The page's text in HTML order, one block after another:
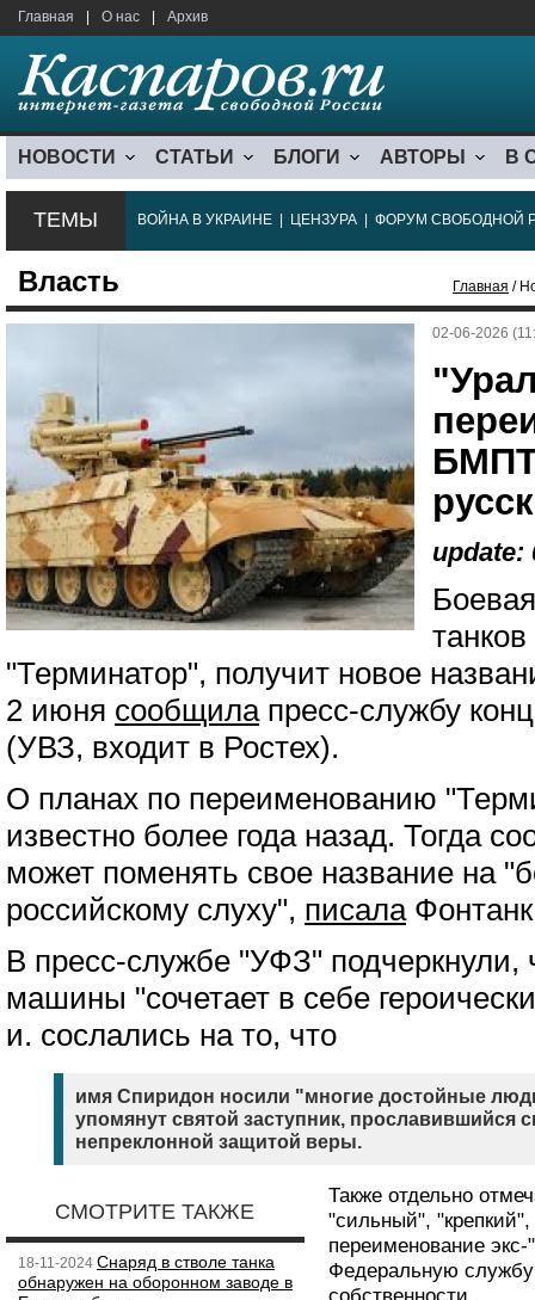
Главная О нас Архив
НОВОСТИ СТАТЬИ БЛОГИ АВТОРЫ В
ТЕМЫ ВОЙНА В УКРАИНЕ ЦЕНЗУРА ФОРУМ СВОБОДНОЙ
Власть Главная /
02-06-2026
update:
"Терминатор", получит новое
2 июня сообщилапресс-службу
(УВЗ, входит в Ростех).
О планах по переименованию
известно более года назад. Тогда
может поменять свое название на
российскому слуху", писала
В пресс-службе "УФЗ" подчеркнули,
машины "сочетает в себе
и. сослались на то, что
имя Спиридон носили "многие достойные
упомянут святой заступник, прославившийся
непреклонной защитой веры.
СМОТРИТЕ ТАКЖЕ
18-11-2024 Снаряд в стволе танка
обнаружен на оборонном заводе в
Также отдельно
"сильный",
переименование
Федеральную службу